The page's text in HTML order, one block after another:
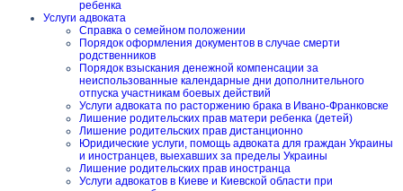
ребенка
Услуги адвоката
Справка о семейном положении
Порядок оформления документов в случае смерти
родственников
Порядок взыскания денежной компенсации за
неиспользованные календарные дни дополнительного
отпуска участникам боевых действий
Услуги адвоката по расторжению брака в Ивано-Франковске
Лишение родительских прав матери ребенка (детей)
Лишение родительских прав дистанционно
Юридические услуги, помощь адвоката для граждан Украины
и иностранцев, выехавших за пределы Украины
Лишение родительских прав иностранца
Услуги адвокатов в Киеве и Киевской области при